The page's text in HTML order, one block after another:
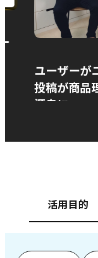
ユーザーが
投稿が商品
源泉に
活用目的